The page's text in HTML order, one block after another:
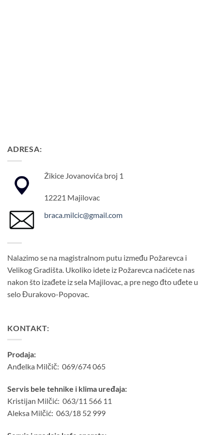
ADRESA:
Žikice Jovanovića broj 1
12221 Majilovac
braca.milcic@gmail.com
Nalazimo se na magistralnom putu između Požarevca i
Velikog Gradišta. Ukoliko idete iz Požarevca naćićete nas
nakon što izađete iz sela Majilovac, a pre nego đto uđete u
selo Đurakovo-Popovac.
KONTAKT:
Prodaja:
Anđelka Milčič: 069/674 065
Servis bele tehnike i klima uređaja:
Kristijan Milčić: 063/11 566 11
Aleksa Milčić: 063/18 52 999